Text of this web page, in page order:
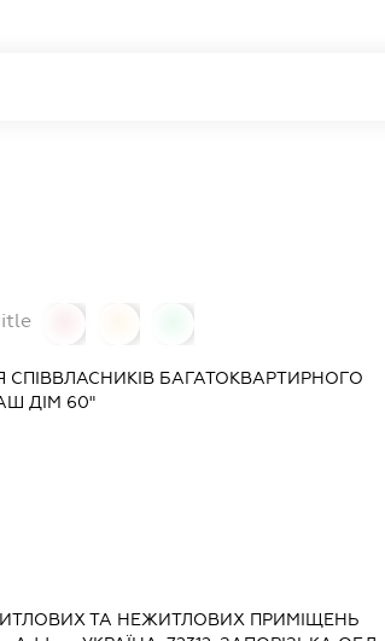
БАГАТОКВАРТИРНОГО
ДІМ 60"
ТА НЕЖИТЛОВИХ ПРИМІЩЕНЬ